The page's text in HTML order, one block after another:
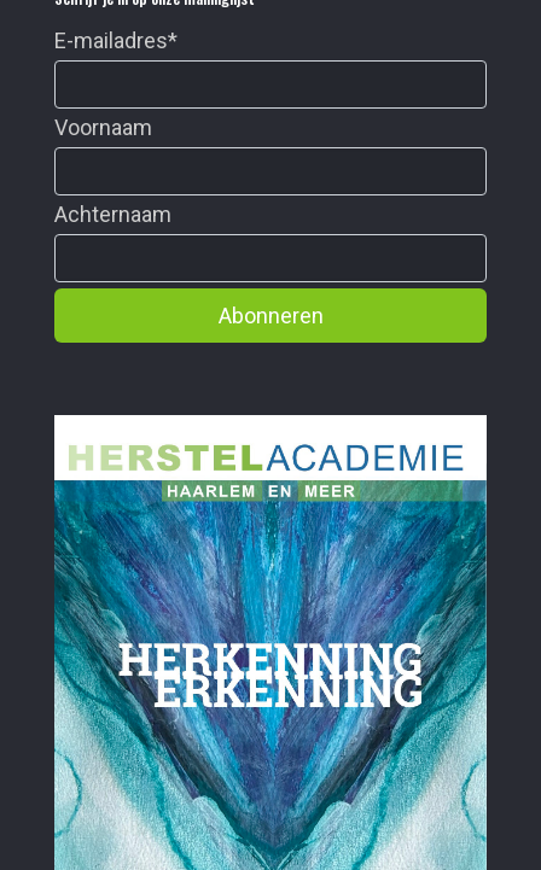
E-mailadres*
Voornaam
Achternaam
Abonneren